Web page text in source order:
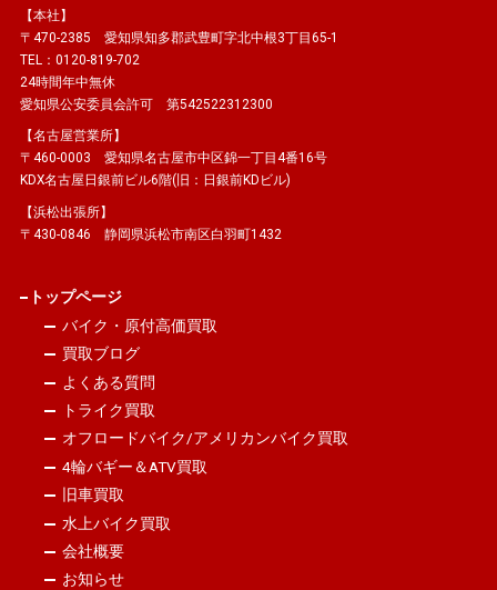
【本社】
〒470-2385 愛知県知多郡武豊町字北中根3丁目65-1
TEL：0120-819-702
24時間年中無休
愛知県公安委員会許可 第542522312300
【名古屋営業所】
〒460-0003 愛知県名古屋市中区錦一丁目4番16号
KDX名古屋日銀前ビル6階(旧：日銀前KDビル)
【浜松出張所】
〒430-0846 静岡県浜松市南区白羽町1432
トップページ
バイク・原付高価買取
買取ブログ
よくある質問
トライク買取
オフロードバイク/アメリカンバイク買取
4輪バギー＆ATV買取
旧車買取
水上バイク買取
会社概要
お知らせ